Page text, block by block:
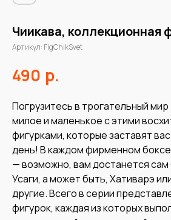
Чиикава, коллекционная
Артикул: FigChikSvet
490 р.
Погрузитесь в трогательный
милое и маленькое с этими
фигурками, которые заставят
день! В каждом фирменном
— возможно, вам достанется сам
Усаги, а может быть, Хативарэ
другие. Всего в серии
фигурок, каждая из которых